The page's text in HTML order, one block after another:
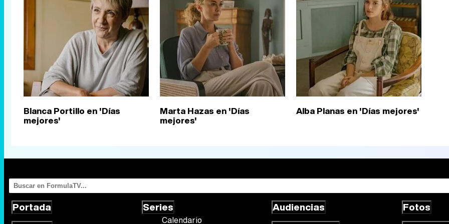
Blanca Portillo en 'Días
mejores'
Marta Hazas en 'Días
mejores'
Alba Planas en 'Días mejores'
Portada
Series
Calendario
Audiencias
Fotos